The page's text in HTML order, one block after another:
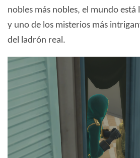
nobles más nobles, el mundo está
y uno de los misterios más
del ladrón real.